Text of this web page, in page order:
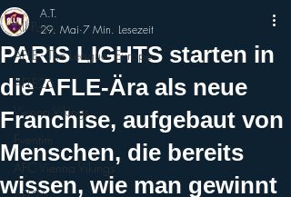
All Posts
AFLE - The League: Europe
AFLE26
Vienna Vikings
Eventim
AFC Vienna Vikings
PARIS LIGHTS starten in
die AFLE-Ära als neue
Franchise, aufgebaut von
Menschen, die bereits
wissen, wie man gewinnt
A.T.
29. Mai 7 Min. Lesezeit